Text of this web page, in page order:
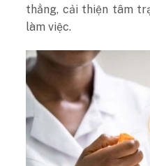
thẳng, cải thiện tâm
làm việc.